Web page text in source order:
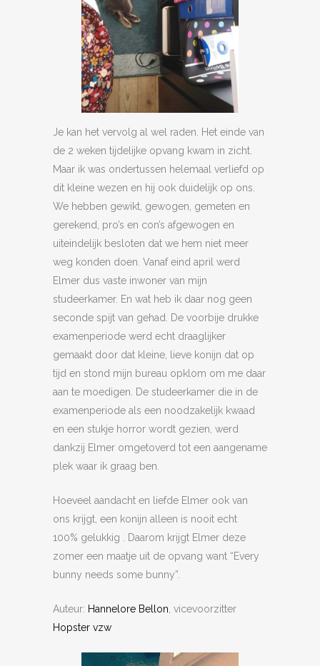
Je kan het vervolg al wel raden. Het einde van
de 2 weken tijdelijke opvang kwam in zicht.
Maar ik was ondertussen helemaal verliefd op
dit kleine wezen en hij ook duidelijk op ons.
We hebben gewikt, gewogen, gemeten en
gerekend, pro’s en con’s afgewogen en
uiteindelijk besloten dat we hem niet meer
weg konden doen. Vanaf eind april werd
Elmer dus vaste inwoner van mijn
studeerkamer. En wat heb ik daar nog geen
seconde spijt van gehad. De voorbije drukke
examenperiode werd echt draaglijker
gemaakt door dat kleine, lieve konijn dat op
tijd en stond mijn bureau opklom om me daar
aan te moedigen. De studeerkamer die in de
examenperiode als een noodzakelijk kwaad
en een stukje horror wordt gezien, werd
dankzij Elmer omgetoverd tot een aangename
plek waar ik graag ben.
Hoeveel aandacht en liefde Elmer ook van
ons krijgt, een konijn alleen is nooit echt
100% gelukkig . Daarom krijgt Elmer deze
zomer een maatje uit de opvang want “Every
bunny needs some bunny”.
Auteur: Hannelore Bellon , vicevoorzitter
Hopster vzw